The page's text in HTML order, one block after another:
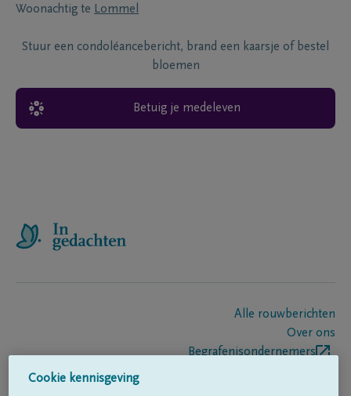
Woonachtig te Lommel
Stuur een condoléancebericht, brand een kaarsje of bestel
bloemen
Betuig je medeleven
Alle rouwberichten
Over ons
Begrafenisondernemers
Cookie kennisgeving